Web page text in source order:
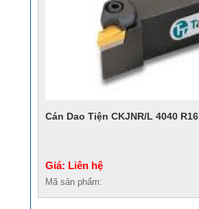
Cán Dao Tiện CKJNR/L 4040 R16
Giá: Liên hệ
Mã sản phẩm: